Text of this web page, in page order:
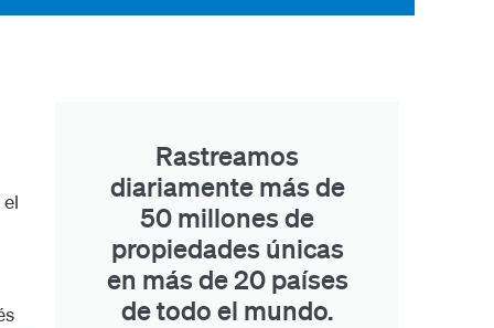
Rastreamos
diariamente más de
50 millones de
propiedades únicas
en más de 20 países
de todo el mundo.